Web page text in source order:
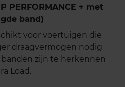
PERFORMANCE + met
band)
voor voertuigen die
draagvermogen nodig
zijn te herkennen
Load.